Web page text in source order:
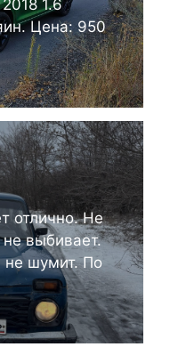
1.6
Цена: 950
отлично. Не
выбивает.
не шумит. По